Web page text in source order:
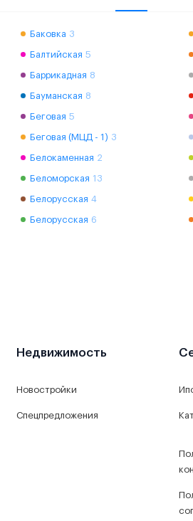
Баковка 3
Балтийская 5
Баррикадная 8
Бауманская 8
Беговая 5
Беговая (МЦД - 1) 3
Белокаменная 2
Беломорская 13
Белорусская 4
Белорусская 6
Недвижимость
Новостройки
Спецпредложения